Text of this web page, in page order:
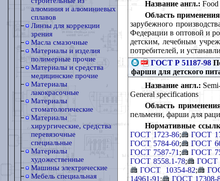
алюминия и алюминиевых
сплавов
Линзы для коррекции
зрения
Масла смазочные
Материалы и изделия
полимерные прочие
Материалы и средства
медицинские прочие
Материалы
лакокрасочные
Материалы
стоматологические
Материалы
хирургические, средства
перевязочные
специальные
Материалы
художественные
Машины электрические
Мебель специальная
Название англ.: Food
Область
зарубежного
Федерации в оптовой и
детским, лечебным
потребителей, и
ГОСТ Р 51187-98
фарши для детского
Название англ.:
General specifications
Область
пельмени, фарши для
Нормативные
ГОСТ 1723-86;
ГОСТ
ГОСТ 5784-60;
ГОСТ
ГОСТ 7587-71 ;
ГОСТ
ГОСТ 8558.1-78;
ГОСТ
ГОСТ 10354-82;
14961-91 ;
ГОСТ 17308-